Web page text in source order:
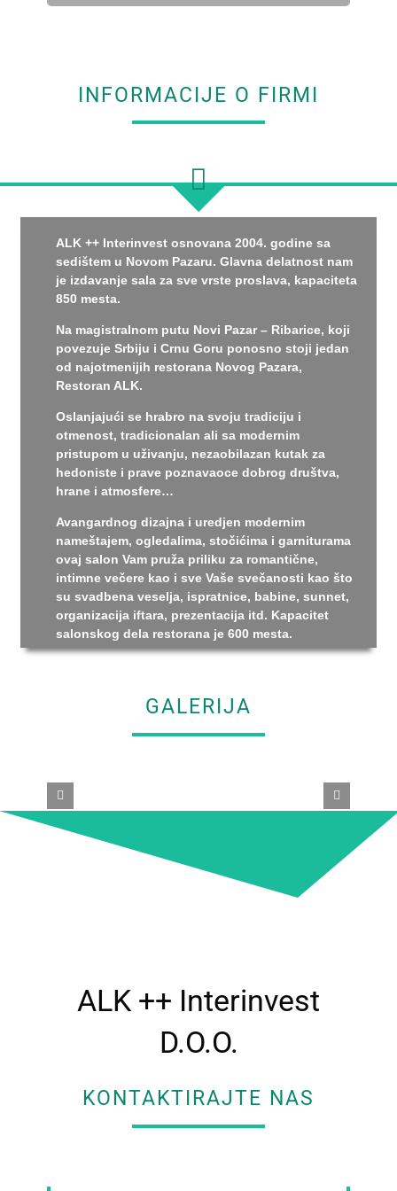
INFORMACIJE O FIRMI
ALK ++ Interinvest osnovana 2004. godine sa
sedištem u Novom Pazaru. Glavna delatnost nam
je izdavanje sala za sve vrste proslava, kapaciteta
850 mesta.
Na magistralnom putu Novi Pazar – Ribarice, koji
povezuje Srbiju i Crnu Goru ponosno stoji jedan
od najotmenijih restorana Novog Pazara,
Restoran ALK.
Oslanjajući se hrabro na svoju tradiciju i
otmenost, tradicionalan ali sa modernim
pristupom u uživanju, nezaobilazan kutak za
hedoniste i prave poznavaoce dobrog društva,
hrane i atmosfere…
Avangardnog dizajna i uredjen modernim
nameštajem, ogledalima, stočićima i garniturama
ovaj salon Vam pruža priliku za romantične,
intimne večere kao i sve Vaše svečanosti kao što
su svadbena veselja, ispratnice, babine, sunnet,
organizacija iftara, prezentacija itd. Kapacitet
salonskog dela restorana je 600 mesta.
GALERIJA
ALK ++ Interinvest
D.O.O.
KONTAKTIRAJTE NAS